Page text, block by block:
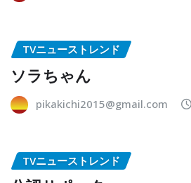
TVニューストレンド
ソラちゃん
pikakichi2015@gmail.com
TVニューストレンド